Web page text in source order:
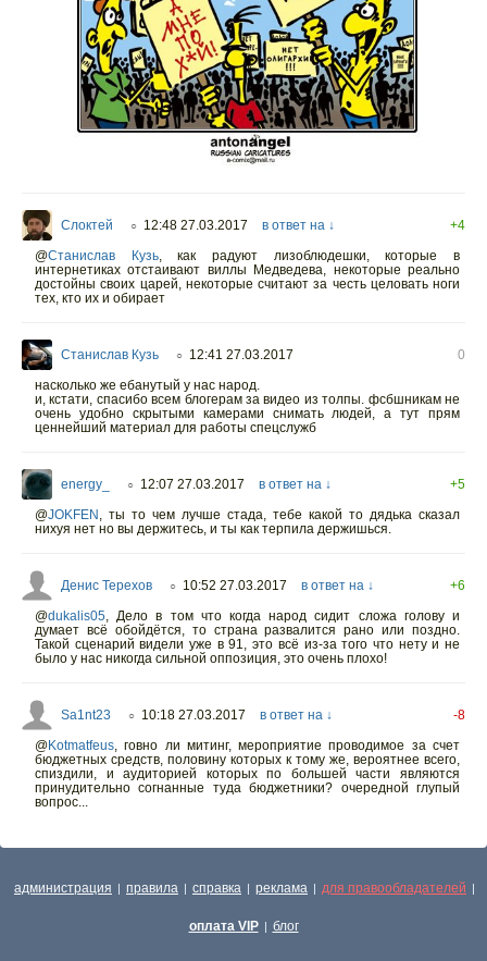
Слоктей ○ 12:48 27.03.2017 в ответ на ↓
+4
@Станислав Кузь,как радуют лизоблюдешки, которые в
интернетиках отстаивают виллы Медведева, некоторые реально
достойны своих царей, некоторые считают за честь целовать ноги
тех, кто их и обирает
Станислав Кузь ○ 12:41 27.03.2017
0
насколько же ебанутый у нас народ.
и, кстати, спасибо всем блогерам за видео из толпы. фсбшникам не
очень удобно скрытыми камерами снимать людей, а тут прям
ценнейший материал для работы спецслужб
energy_ ○ 12:07 27.03.2017 в ответ на ↓
+5
@JOKFEN
ты то чем лучше стада, тебе какой то дядька сказал
нихуя нет но вы держитесь, и ты как терпила держишься.
Денис Терехов ○ 10:52 27.03.2017 в ответ на ↓
+6
@dukalis05
Дело в том что когда народ сидит сложа голову и
думает всё обойдётся, то страна развалится рано или поздно.
Такой сценарий видели уже в 91, это всё из-за того что нету и не
было у нас никогда сильной оппозиция, это очень плохо!
Sa1nt23 ○ 10:18 27.03.2017 в ответ на ↓
-8
@Kotmatfeus ,говно ли митинг, мероприятие проводимое за счет
бюджетных средств, половину которых к тому же, вероятнее всего,
спиздили, и аудиторией которых по большей части являются
принудительно согнанные туда бюджетники? очередной глупый
вопрос...
администрация | правила | справка | реклама | для правообладателей |
оплата VIP | блог